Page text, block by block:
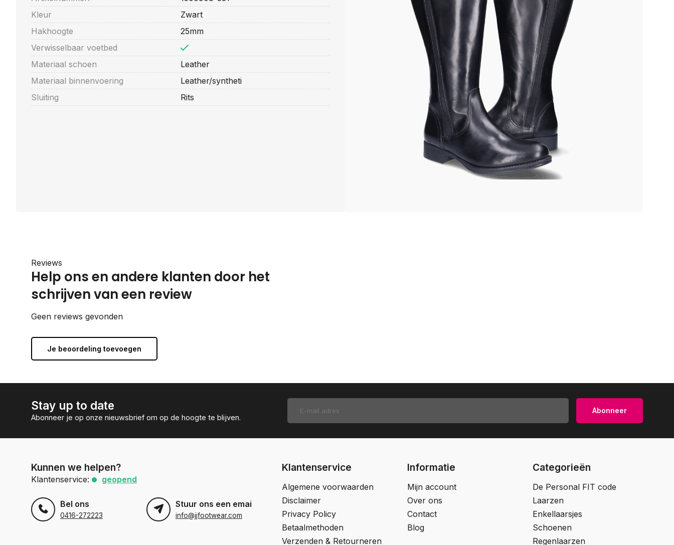
Kleur
Zwart
Hakhoogte
25mm
Verwisselbaar voetbed
Materiaal schoen
Leather
Materiaal binnenvoering
Leather/syntheti
Sluiting
Rits
Reviews
Help ons en andere klanten door het
schrijven van een review
Geen reviews gevonden
Je beoordeling toevoegen
Stay up to date
Abonneer je op onze nieuwsbrief om op de hoogte te blijven.
Abonneer
Kunnen we helpen?
Klantenservice: geopend
Bel ons
0416-272223
Stuur ons een email
info@jjfootwear.com
Klantenservice
Algemene voorwaarden
Disclaimer
Privacy Policy
Betaalmethoden
Verzenden & Retourneren
Informatie
Mijn account
Over ons
Contact
Blog
Categorieën
De Personal FIT code
Laarzen
Enkellaarsjes
Schoenen
Regenlaarzen